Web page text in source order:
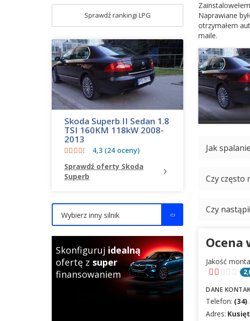
Naprawiane
otrzymałem
maile.
Jak
Czy często
Czy
Ocena
Jakość
DANE
Telefon: (34)
Adres:
Sprawdź rankingi LPG
Skoda Superb II Sedan 1.8
TSI 160KM 118kW 2008-
2013
4,3 (24 oceny)
Sprawdź oferty Skoda
Superb
Wybierz inny silnik
Skonfiguruj idealną
ofertę z super
finansowaniem